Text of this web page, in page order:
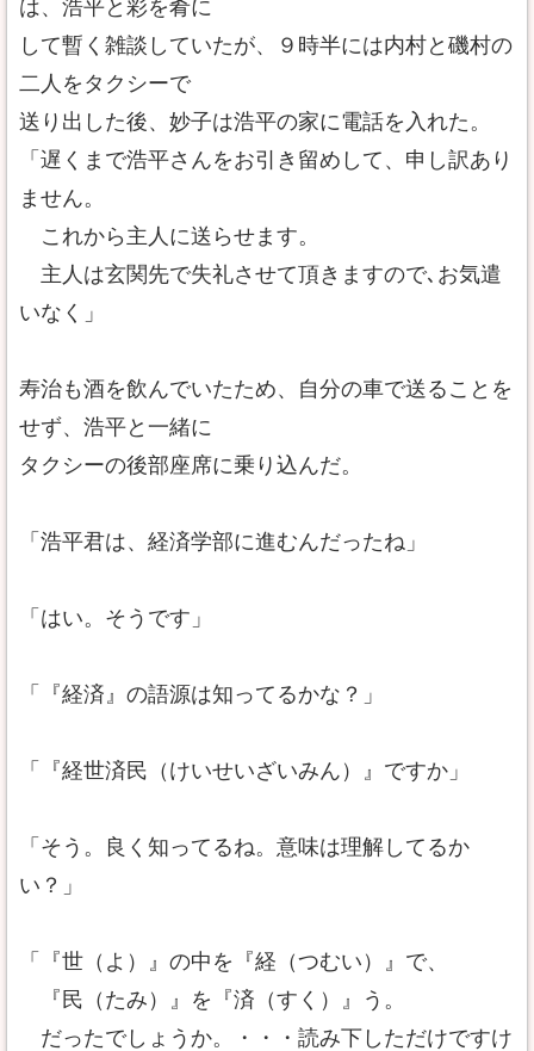
は、浩平と彩を肴に
して暫く雑談していたが、９時半には内村と磯村の
二人をタクシーで
送り出した後、妙子は浩平の家に電話を入れた。
「遅くまで浩平さんをお引き留めして、申し訳あり
ません。
これから主人に送らせます。
主人は玄関先で失礼させて頂きますので､お気遣
いなく」
寿治も酒を飲んでいたため、自分の車で送ることを
せず、浩平と一緒に
タクシーの後部座席に乗り込んだ。
「浩平君は、経済学部に進むんだったね」
「はい。そうです」
「『経済』の語源は知ってるかな？」
「『経世済民（けいせいざいみん）』ですか」
「そう。良く知ってるね。意味は理解してるか
い？」
「『世（よ）』の中を『経（つむい）』で、
『民（たみ）』を『済（すく）』う。
だったでしょうか。・・・読み下しただけですけ